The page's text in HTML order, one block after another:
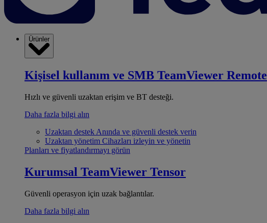
Ürünler
Kişisel kullanım ve SMB TeamViewer Remote
Hızlı ve güvenli uzaktan erişim ve BT desteği.
Daha fazla bilgi alın
Uzaktan destek Anında ve güvenli destek verin
Uzaktan yönetim Cihazları izleyin ve yönetin
Planları ve fiyatlandırmayı görün
Kurumsal TeamViewer Tensor
Güvenli operasyon için uzak bağlantılar.
Daha fazla bilgi alın